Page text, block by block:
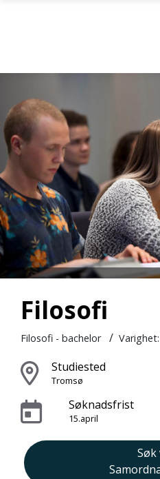
Gå til hovedinnhold
Filosofi
Filosofi - bachelor / Varighet:
Studiested
Tromsø
Søknadsfrist
15.april
Søk